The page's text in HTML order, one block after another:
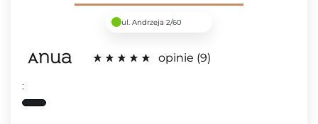
ul. Andrzeja 2/60
opinie 9
: